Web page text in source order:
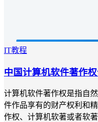
IT教程
中国计算机软件著作
计算机软件著作权是指自
件作品享有的财产权利和
作权、计算机软著或者软